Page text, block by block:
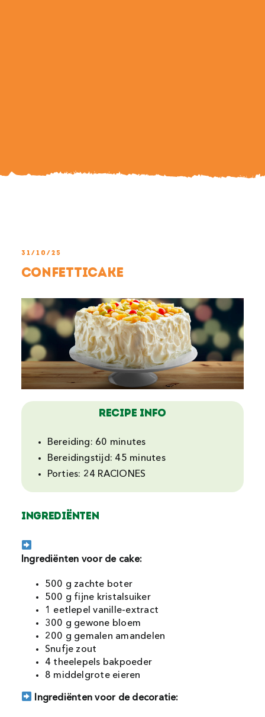
31/10/25
Confetticake
Recipe Info
Bereiding: 60 minutes
Bereidingstijd: 45 minutes
Porties: 24 RACIONES
Ingrediënten
Ingrediënten voor de cake:
500 g zachte boter
500 g fijne kristalsuiker
1 eetlepel vanille-extract
300 g gewone bloem
200 g gemalen amandelen
Snufje zout
4 theelepels bakpoeder
8 middelgrote eieren
Ingrediënten voor de decoratie: